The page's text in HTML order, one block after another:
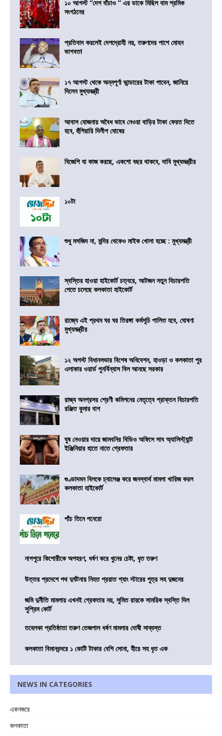
১০ আগস্ট “দেশ বাঁচাও ” এর ডাকে মিছিল বাম শ্রমিক
সংগঠনের
প্রতিবাদ করলেই দেশদ্রোহী নয়, তরুণদের পাশে মোহন
ভাগবত!
১৭ আগস্ট থেকে অন্নপূর্ণা ভান্ডারের টাকা পাবেন, জানিয়ে
দিলেন মুখ্যমন্ত্রী
আবাস যোজনায় অবৈধ ভাবে নেওয়া বাড়ির টাকা ফেরত দিতে
হবে, হুঁশিয়ারি দিলীপ ঘোষের
বিজেপি যা কাজ করছে, একশো বছর থাকবে, দাবি মুখ্যমন্ত্রীর
১০টা
শুধু মসজিদ না, মন্দির থেকেও মাইক খোলা হচ্ছে : মুখ্যমন্ত্রী
স্বস্তির হাওয়া হাইকোর্ট চত্বরে, আটজন নতুন বিচারপতি
পেতে চলেছে কলকাতা হাইকোর্ট
রাজ্যে এই প্রথম ঘর ঘর তিরঙ্গা কর্মসূচি পালিত হবে, ঘোষণা
মুখ্যমন্ত্রীর
১২ অগস্ট বিধানসভার বিশেষ অধিবেশন, হাওড়া ও কলকাতা পুর
এলাকার ওয়ার্ড পুনর্বিন্যাস বিল আনছে সরকার
রাজ্য অনগ্রসর শ্রেণী কমিশনের নেতৃত্বে প্রাক্তন বিচারপতি
রঞ্জিত কুমার বাগ
ঘুষ নেওয়ার দায়ে জামবনির বিডিও অফিসে সাব অ্যাসিস্ট্যান্ট
ইঞ্জিনিয়ার হাতে নাতে গ্রেফতার
গুণ্ডাদমন বিলকে চ্যালেঞ্জ করে জনস্বার্থ মামলা খারিজ করল
কলকাতা হাইকোর্ট
পাঁচ তিনে পনেরো
নাগপুরে কিশোরীকে অপহরণ, ধর্ষণ করে খুনের চেষ্টা, ধৃত তরুণ
উত্তর প্রদেশে পথ দুর্ঘটনায় নিহত প্রয়াত গ্যাং স্টারের পুত্র সহ দুজনের
জমি দুর্নীতি মামলায় এখনই গ্রেফতার নয়, সুমিত রায়কে সাময়িক স্বস্তি দিল
সুপ্রিম কোর্ট
তহেলকা প্রতিষ্ঠাতা তরুণ তেজপাল ধর্ষণ মামলার দোষী সাব্যস্ত
কলকাতা বিমানবন্দরে ১ কোটি টাকার বেশি সোনা, হীরে সহ ধৃত এক
NEWS IN CATEGORIES
একনজরে
কলকাতা